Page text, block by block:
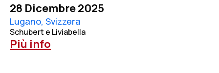
28 Dicembre 2025
Lugano, Svizzera
Schubert e Liviabella
Più info